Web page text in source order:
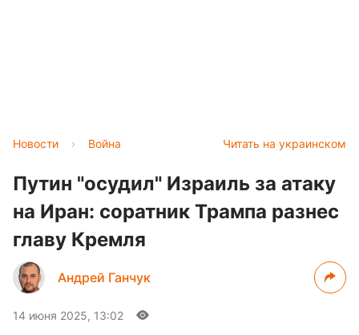
Читать на украинском
Новости › Война
Путин "осудил" Израиль за атаку
на Иран: соратник Трампа разнес
главу Кремля
Андрей Ганчук
14 июня 2025, 13:02